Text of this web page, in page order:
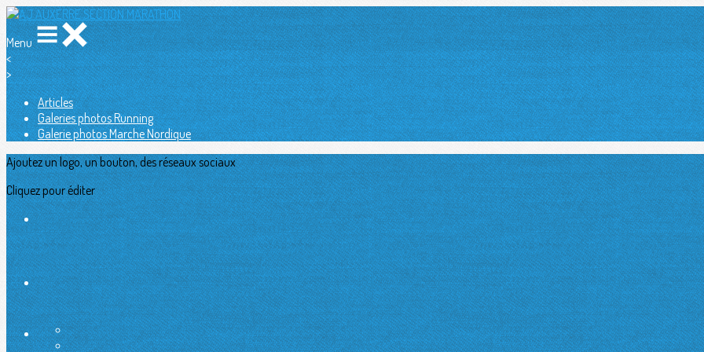
Menu
<
>
Articles
Galeries photos Running
Galerie photos Marche Nordique
Ajoutez un logo, un bouton, des réseaux sociaux
Cliquez pour éditer